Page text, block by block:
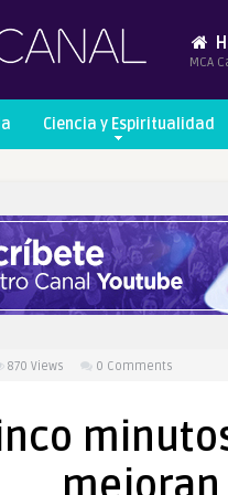
MCA
Ciencia y Espiritualidad
870 Views 0 Comments